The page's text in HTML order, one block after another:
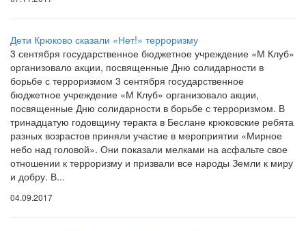
Дети Крюково сказали «Нет!» терроризму
3 сентября государственное бюджетное учреждение «М Клуб»
организовало акции, посвященные Дню солидарности в
борьбе с терроризмом 3 сентября государственное
бюджетное учреждение «М Клуб» организовало акции,
посвященные Дню солидарности в борьбе с терроризмом. В
тринадцатую годовщину теракта в Беслане крюковские ребята
разных возрастов приняли участие в мероприятии «Мирное
небо над головой». Они показали мелками на асфальте свое
отношении к терроризму и призвали все народы Земли к миру
и добру. В...
04.09.2017